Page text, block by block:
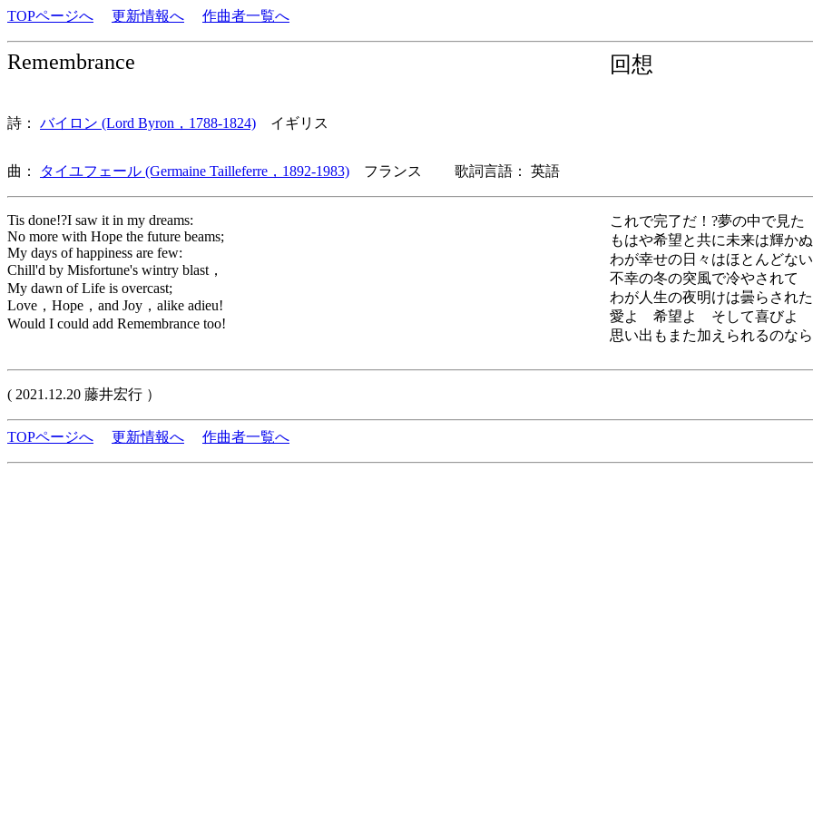
TOPページへ 更新情報へ 作曲者一覧へ
Remembrance 回想
詩： バイロン (Lord Byron，1788-1824) イギリス
曲： タイユフェール (Germaine Tailleferre，1892-1983) フランス 歌詞言語： 英語
Tis done!?I saw it in my dreams:
No more with Hope the future beams;
My days of happiness are few:
Chill'd by Misfortune's wintry blast，
My dawn of Life is overcast;
Love，Hope，and Joy，alike adieu!
Would I could add Remembrance too!
これで完了だ！?夢の中で見た
もはや希望と共に未来は輝かぬ
わが幸せの日々はほとんどない
不幸の冬の突風で冷やされて
わが人生の夜明けは曇らされた
愛よ 希望よ そして喜びよ
思い出もまた加えられるのなら
( 2021.12.20 藤井宏行 ）
TOPページへ 更新情報へ 作曲者一覧へ